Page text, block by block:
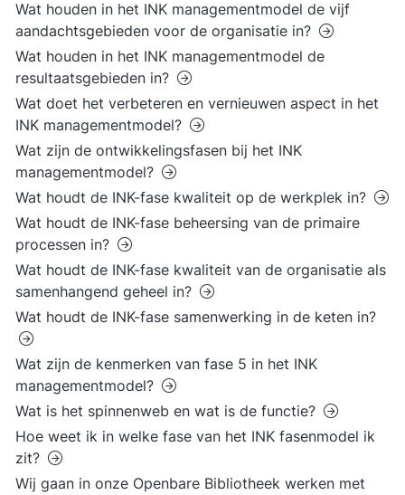
Wat houden in het INK managementmodel de vijf
aandachtsgebieden voor de organisatie in?
Wat houden in het INK managementmodel de
resultaatsgebieden in?
Wat doet het verbeteren en vernieuwen aspect in het
INK managementmodel?
Wat zijn de ontwikkelingsfasen bij het INK
managementmodel?
Wat houdt de INK-fase kwaliteit op de werkplek in?
Wat houdt de INK-fase beheersing van de primaire
processen in?
Wat houdt de INK-fase kwaliteit van de organisatie als
samenhangend geheel in?
Wat houdt de INK-fase samenwerking in de keten in?
Wat zijn de kenmerken van fase 5 in het INK
managementmodel?
Wat is het spinnenweb en wat is de functie?
Hoe weet ik in welke fase van het INK fasenmodel ik
zit?
Wij gaan in onze Openbare Bibliotheek werken met